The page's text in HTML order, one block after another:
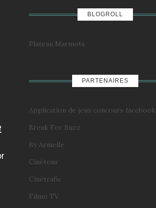
BLOGROLL
Plateau Marmots
PARTENAIRES
Application de jeux concours facebook
Break For Buzz
By Armelle
Cinétour
Cinétrafic
Filmo TV